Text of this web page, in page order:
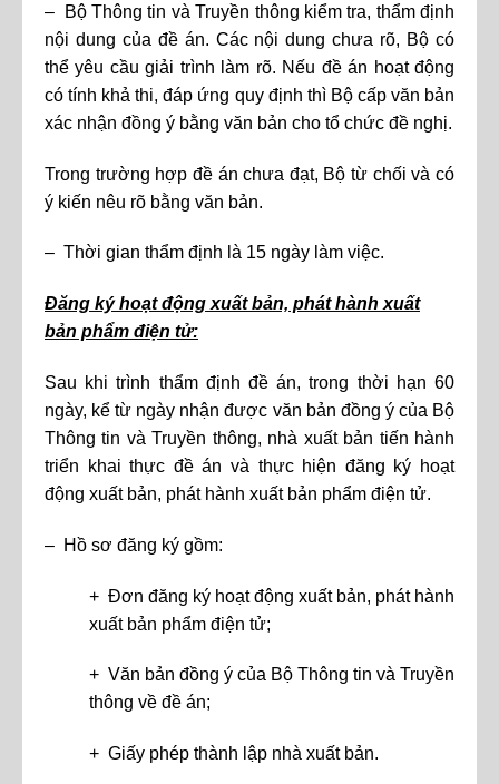
– Bộ Thông tin và Truyền thông kiểm tra, thẩm định
nội dung của đề án. Các nội dung chưa rõ, Bộ có
thể yêu cầu giải trình làm rõ. Nếu đề án hoạt động
có tính khả thi, đáp ứng quy định thì Bộ cấp văn bản
xác nhận đồng ý bằng văn bản cho tổ chức đề nghị.
Trong trường hợp đề án chưa đạt, Bộ từ chối và có
ý kiến nêu rõ bằng văn bản.
– Thời gian thẩm định là 15 ngày làm việc.
Đăng ký hoạt động xuất bản, phát hành xuất
bản phẩm điện tử:
Sau khi trình thẩm định đề án, trong thời hạn 60
ngày, kể từ ngày nhận được văn bản đồng ý của Bộ
Thông tin và Truyền thông, nhà xuất bản tiến hành
triển khai thực đề án và thực hiện đăng ký hoạt
động xuất bản, phát hành xuất bản phẩm điện tử.
– Hồ sơ đăng ký gồm:
+ Đơn đăng ký hoạt động xuất bản, phát hành
xuất bản phẩm điện tử;
+ Văn bản đồng ý của Bộ Thông tin và Truyền
thông về đề án;
+ Giấy phép thành lập nhà xuất bản.